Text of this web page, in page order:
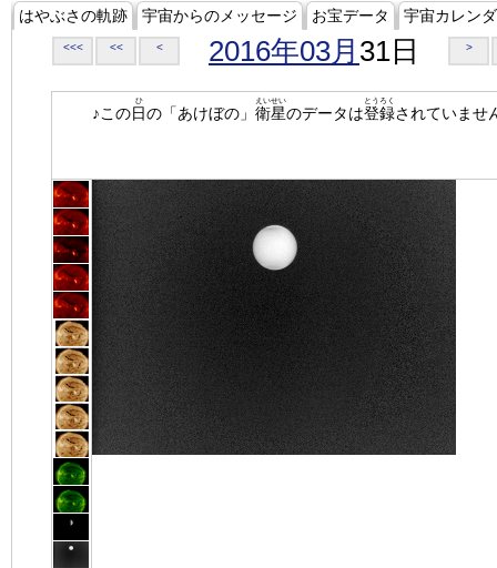
はやぶさの軌跡 宇宙からのメッセージ お宝データ 宇宙カレン
<<< << < 2016年03月 31日 >
♪この日
ひ
の「あけぼの」 衛星
えいせい
のデータは登録
とうろく
されていませ